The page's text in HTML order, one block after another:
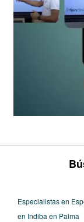
Especialistas en
en Indiba en Palma